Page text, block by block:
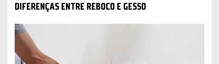
DIFERENÇAS ENTRE REBOCO E GESSO